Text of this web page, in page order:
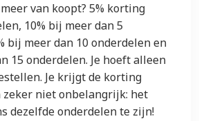
van koopt? 5% korting
10% bij meer dan 5
bij meer dan 10 onderdelen en
15 onderdelen. Je hoeft alleen
Je krijgt de korting
zeker niet onbelangrijk: het
dezelfde onderdelen te zijn!